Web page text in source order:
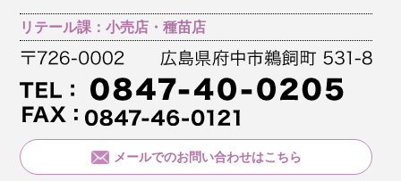
リテール課：小売店・種苗店
メールでのお問い合わせはこちら